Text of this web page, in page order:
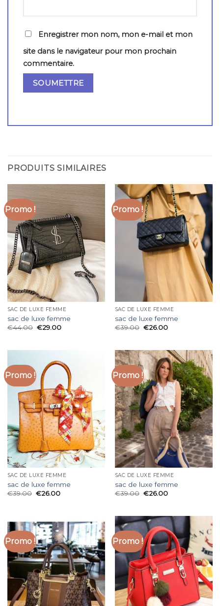
Enregistrer mon nom, mon e-mail et mon
site dans le navigateur pour mon prochain
commentaire.
PRODUITS SIMILAIRES
Promo !
SAC DE LUXE FEMME
sac de luxe femme
€44.00 €29.00
Promo !
SAC DE LUXE FEMME
sac de luxe femme
€39.00 €26.00
Promo !
SAC DE LUXE FEMME
sac de luxe femme
€39.00 €26.00
Promo !
SAC DE LUXE FEMME
sac de luxe femme
€39.00 €26.00
Promo ! Promo !